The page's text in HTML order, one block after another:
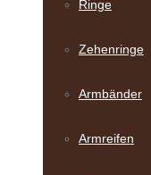
Ringe
Zehenringe
Armbänder
Armreifen